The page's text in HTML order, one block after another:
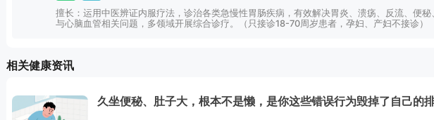
擅长：运用中医辨证内服疗法，诊治各类急慢性胃肠疾病，有效解决胃炎、溃疡、反流、便
与心脑血管相关问题，多领域开展综合诊疗。（只接诊18-70周岁患者，孕妇、产妇不接诊）
相关健康资讯
久坐便秘、肚子大，根本不是懒，是你这些错误行为毁掉了自己的